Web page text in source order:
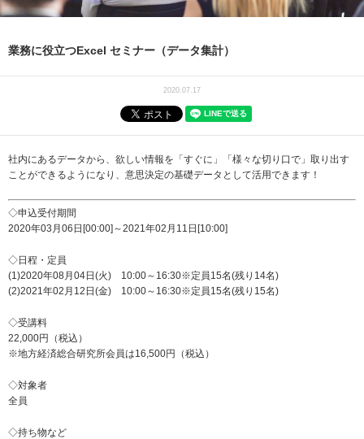
業務に役立つExcel セミナー（データ集計）
2020.07.17
社内にあるデータから、欲しい情報を「すぐに」「様々な切り口で」取り出す
ことができるようになり、意思決定の基礎データとして活用できます！
◇申込受付期間
2020年03月06日[00:00]～2021年02月11日[10:00]
◇日程・定員
(1)2020年08月04日(火) 10:00～16:30※定員15名(残り14名)
(2)2021年02月12日(金) 10:00～16:30※定員15名(残り15名)
◇受講料
22,000円（税込）
※地方経済総合研究所会員は16,500円（税込）
◇対象者
全員
◇持ち物など